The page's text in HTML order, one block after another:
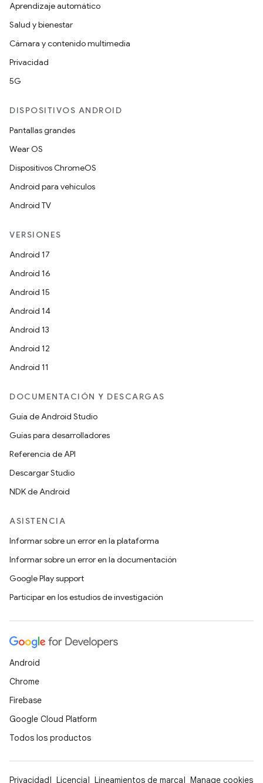
Aprendizaje automático
Salud y bienestar
Cámara y contenido multimedia
Privacidad
5G
DISPOSITIVOS ANDROID
Pantallas grandes
Wear OS
Dispositivos ChromeOS
Android para vehículos
Android TV
VERSIONES
Android 17
Android 16
Android 15
Android 14
Android 13
Android 12
Android 11
DOCUMENTACIÓN Y DESCARGAS
Guía de Android Studio
Guías para desarrolladores
Referencia de API
Descargar Studio
NDK de Android
ASISTENCIA
Informar sobre un error en la plataforma
Informar sobre un error en la documentación
Google Play support
Participar en los estudios de investigación
Android
Chrome
Firebase
Google Cloud Platform
Todos los productos
Privacidad Licencia Lineamientos de marca Manage cookies